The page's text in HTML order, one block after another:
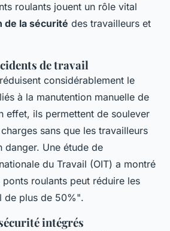
roulants jouent un rôle vital
de la sécurité des travailleurs et
de travail
considérablement le
à la manutention manuelle de
effet, ils permettent de soulever
sans que les travailleurs
danger. Une étude de
du Travail (OIT) a montré
roulants peut réduire les
de plus de 50%".
intégrés